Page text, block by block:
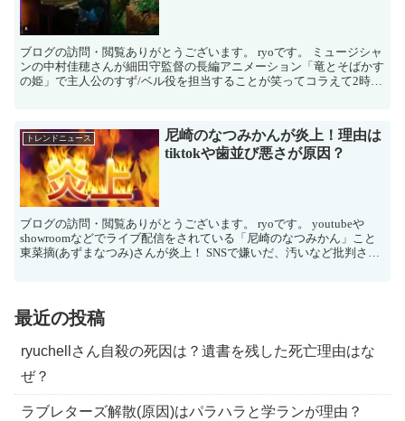
ブログの訪問・閲覧ありがとうございます。 ryoです。 ミュージシャ
ンの中村佳穂さんが細田守監督の長編アニメーション「竜とそばかす
の姫」で主人公のすず/ベル役を担当することが笑ってコラえて2時間
トレンドニュース
尼崎のなつみかんが炎上！理由は
tiktokや歯並び悪さが原因？
ブログの訪問・閲覧ありがとうございます。 ryoです。 youtubeや
showroomなどでライブ配信をされている「尼崎のなつみかん」こと
東菜摘(あずまなつみ)さんが炎上！ SNSで嫌いだ、汚いなど批判され
最近の投稿
ryuchellさん自殺の死因は？遺書を残した死亡理由はな
ぜ？
ラブレターズ解散(原因)はパラハラと学ランが理由？